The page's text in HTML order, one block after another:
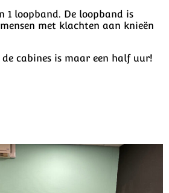
1 loopband. De loopband is
met klachten aan knieën
cabines is maar een half uur!